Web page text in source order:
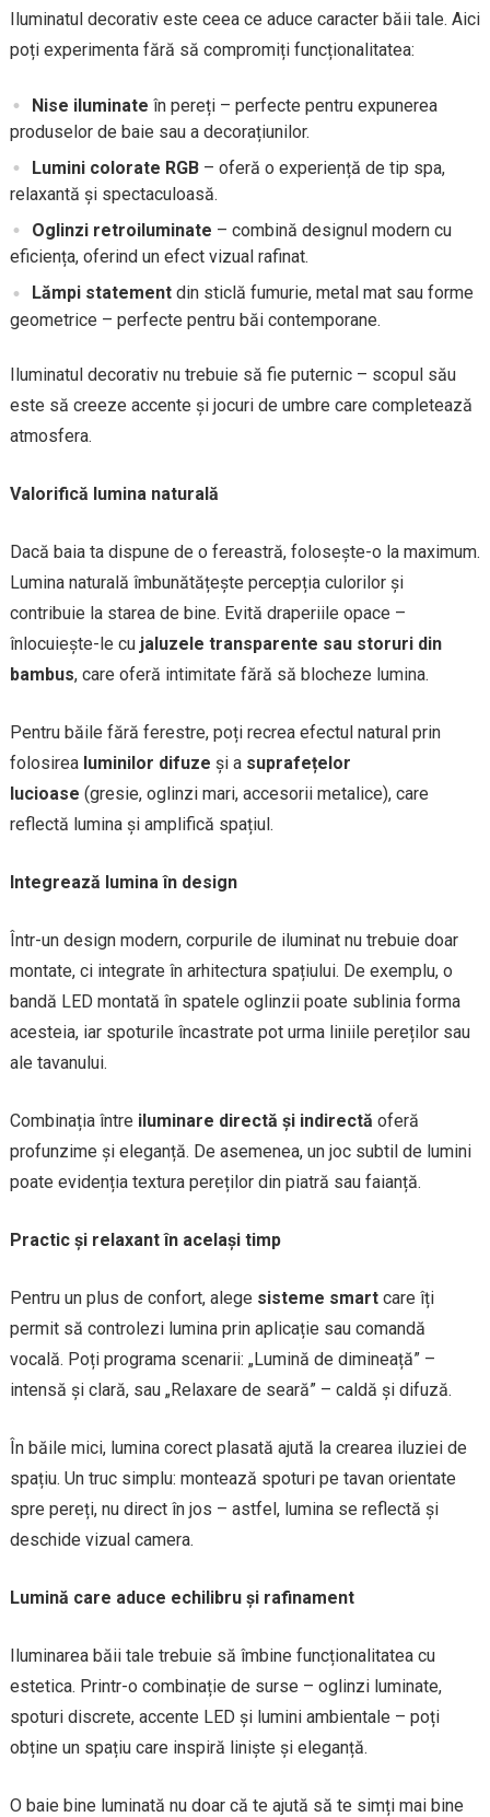
Iluminatul decorativ este ceea ce aduce caracter băii tale. Aici
poți experimenta fără să compromiți funcționalitatea:
Nise iluminate în pereți – perfecte pentru expunerea
produselor de baie sau a decorațiunilor.
Lumini colorate RGB– oferă o experiență de tip spa,
relaxantă și spectaculoasă.
Oglinzi retroiluminate – combină designul modern cu
eficiența, oferind un efect vizual rafinat.
Lămpi statementdin sticlă fumurie, metal mat sau forme
geometrice – perfecte pentru băi contemporane.
Iluminatul decorativ nu trebuie să fie puternic – scopul său
este să creeze accente și jocuri de umbre care completează
atmosfera.
Valorifică lumina naturală
Dacă baia ta dispune de o fereastră, folosește-o la maximum.
Lumina naturală îmbunătățește percepția culorilor și
contribuie la starea de bine. Evită draperiile opace –
înlocuiește-le cu jaluzele transparente sau storuri din
bambus, care oferă intimitate fără să blocheze lumina.
Pentru băile fără ferestre, poți recrea efectul natural prin
folosirea luminilor difuze și a suprafețelor
lucioase (gresie, oglinzi mari, accesorii metalice), care
reflectă lumina și amplifică spațiul.
Integrează lumina în design
Într-un design modern, corpurile de iluminat nu trebuie doar
montate, ci integrate în arhitectura spațiului. De exemplu, o
bandă LED montată în spatele oglinzii poate sublinia forma
acesteia, iar spoturile încastrate pot urma liniile pereților sau
ale tavanului.
Combinația între iluminare directă și indirectă oferă
profunzime și eleganță. De asemenea, un joc subtil de lumini
poate evidenția textura pereților din piatră sau faianță.
Practic și relaxant în același timp
Pentru un plus de confort, alege sisteme smartcare îți
permit să controlezi lumina prin aplicație sau comandă
vocală. Poți programa scenarii: „Lumină de dimineață” –
intensă și clară, sau „Relaxare de seară” – caldă și difuză.
În băile mici, lumina corect plasată ajută la crearea iluziei de
spațiu. Un truc simplu: montează spoturi pe tavan orientate
spre pereți, nu direct în jos – astfel, lumina se reflectă și
deschide vizual camera.
Lumină care aduce echilibru și rafinament
Iluminarea băii tale trebuie să îmbine funcționalitatea cu
estetica. Printr-o combinație de surse – oglinzi luminate,
spoturi discrete, accente LED și lumini ambientale – poți
obține un spațiu care inspiră liniște și eleganță.
O baie bine luminată nu doar că te ajută să te simți mai bine